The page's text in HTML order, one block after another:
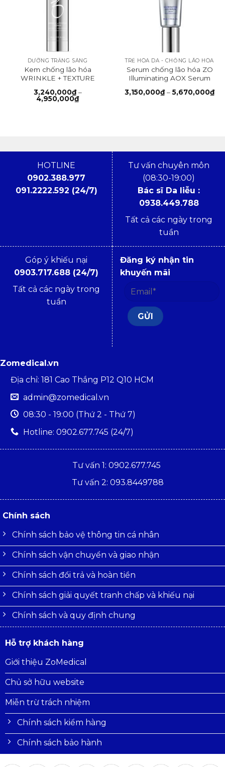
DƯỠNG TRẮNG SÁNG
Kem chống lão hóa
WRINKLE + TEXTURE
3,240,000₫ –
4,950,000₫Khoảng
giá:
TRẺ HÓA DA - CHỐNG LÃO HÓA
Serum chống lão hóa ZO
Illuminating AOX Serum
3,150,000₫ – 5,670,000₫
giá:
HOTLINE
0902.388.977
091.2222.592 (24/7)
Tư vấn chuyên môn
(08:30-19:00)
Bác sĩ Da liễu :
0938.449.788
Tất cả các ngày trong
tuần
Góp ý khiếu nại
0903.717.688 (24/7)
Tất cả các ngày trong
tuần
Đăng ký nhận tin
khuyến mãi
Zomedical.vn
Địa chỉ: 181 Cao Thắng P12 Q10 HCM
admin@zomedical.vn
08:30 - 19:00 (Thứ 2 - Thứ 7)
Hotline: 0902.677.745 (24/7)
Tư vấn 1: 0902.677.745
Tư vấn 2: 093.8449788
Chính sách
Chính sách bảo vệ thông tin cá nhân
Chính sách vận chuyển và giao nhận
Chính sách đổi trả và hoàn tiền
Chính sách giải quyết tranh chấp và khiếu nại
Chính sách và quy định chung
Hỗ trợ khách hàng
Giới thiệu ZoMedical
Chủ sở hữu website
Miễn trừ trách nhiệm
Chính sách kiểm hàng
Chính sách bảo hành